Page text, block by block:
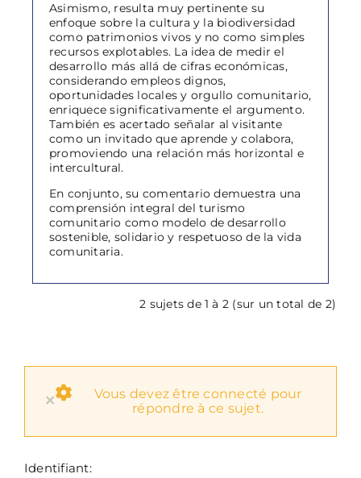
Asimismo, resulta muy pertinente su
enfoque sobre la cultura y la biodiversidad
como patrimonios vivos y no como simples
recursos explotables. La idea de medir el
desarrollo más allá de cifras económicas,
considerando empleos dignos,
oportunidades locales y orgullo comunitario,
enriquece significativamente el argumento.
También es acertado señalar al visitante
como un invitado que aprende y colabora,
promoviendo una relación más horizontal e
intercultural.
En conjunto, su comentario demuestra una
comprensión integral del turismo
comunitario como modelo de desarrollo
sostenible, solidario y respetuoso de la vida
comunitaria.
2 sujets de 1 à 2 (sur un total de 2)
×
Vous devez être connecté pour
répondre à ce sujet.
Identifiant: